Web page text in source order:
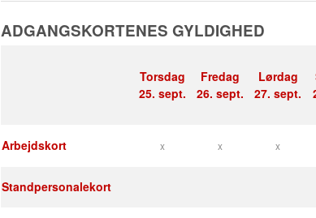
ADGANGSKORTENES GYLDIGHED
Torsdag
25. sept.
Fredag
26. sept.
Lørdag
27. sept.
Arbejdskort x x x
Standpersonalekort